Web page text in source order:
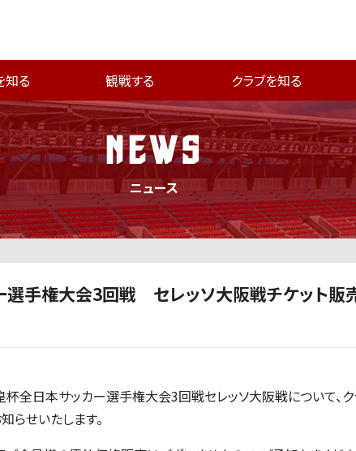
知る 観戦する クラブを知る
NEWS
ニュース
選手権大会3回戦 セレッソ大阪戦チケット販
全日本サッカー選手権大会3回戦セレッソ大阪戦について、
らせいたします。